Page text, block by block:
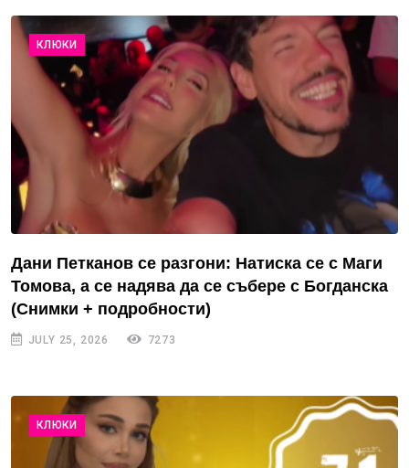
КЛЮКИ
Дани Петканов се разгони: Натиска се с Маги
Томова, а се надява да се събере с Богданска
(Снимки + подробности)
JULY 25, 2026 7273
КЛЮКИ